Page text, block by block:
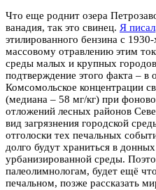
Что еще роднит озера
ванадия, так это свинец. Я писал
этилированного бензина с
массовому отравлению этим
среды малых и крупных
подтверждение этого факта – в
Комсомольское концентрации
(медиана – 58 мг/кг) при
отложений лесных районов
вид загрязнения городской
отголоски тех печальных
долго будут храниться в
урбанизированной среды.
палеолимнологам, будет ещё
печальном, позже рассказать